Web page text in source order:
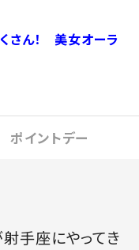
登録
さん！ 美女オーラ
ポイントデー
手座にやってき